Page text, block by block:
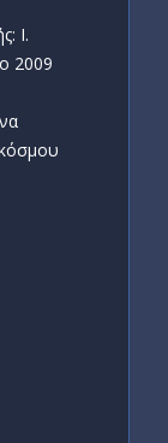
Ι.
2009